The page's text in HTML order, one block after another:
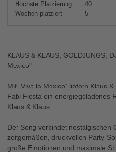
Höchste Platzierung
40
Wochen platziert
5
KLAUS & KLAUS, GOLDJUNGS,
Mexico"
Mit „Viva la Mexico“ liefern Klaus
Fabi Fiesta ein energiegeladenes
Klaus & Klaus.
Der Song verbindet nostalgischen
zeitgemäßen, druckvollen Party-
große Emotionen und maximale